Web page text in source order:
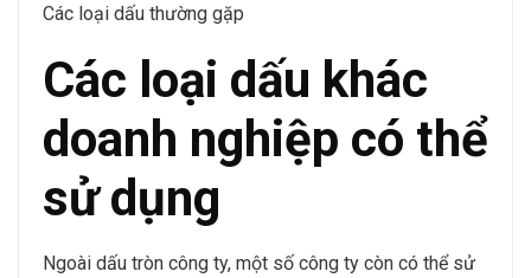
Các loại dấu thường gặp
Các loại dấu khác
doanh nghiệp có thể
sử dụng
Ngoài dấu tròn công ty, một số công ty còn có thể sử